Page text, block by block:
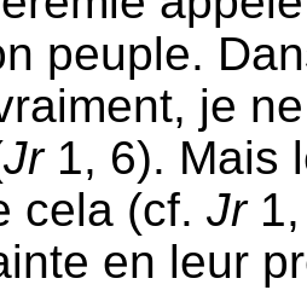
peuple.
je
Jr1, 6). Mais
cela (cf. Jr
en leur